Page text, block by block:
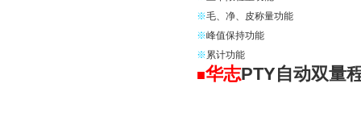
※毛、净、皮称量功能
※峰值保持功能
※累计功能
■华志PTY自动双量